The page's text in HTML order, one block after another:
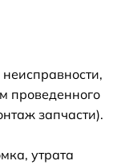
проведенного
запчасти).
утрата